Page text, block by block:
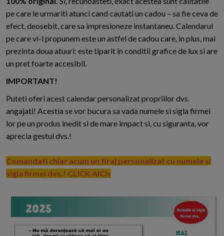
pe care le urmariti atunci cand cautati un cadou – sa fie ceva de
efect, deosebit, care sa impresioneze instantaneu. Calendarul
pe care vi-l propunem este un astfel de cadou care, in plus, mai
prezinta doua atuuri: este tiparit in conditii grafice de lux si are
un pret foarte accesibil.
IMPORTANT!
Puteti oferi acest calendar personalizat propriilor dvs.
angajati! Acestia se vor bucura sa vada numele si sigla firmei
lor pe un produs inedit si de mare impact si, cu siguranta, vor
aprecia gestul dvs.!
Comandati chiar acum un tiraj personalizat cu numele si
sigla firmei dvs.! CLICK AICI»